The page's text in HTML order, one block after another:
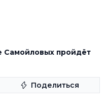
Самойловых пройдёт
Поделиться